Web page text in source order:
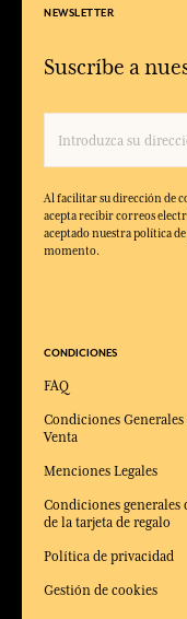
NEWSLETTER
Suscríbe a
Al facilitar su dirección de
acepta recibir correos
aceptado nuestra política
momento.
CONDICIONES
FAQ
Condiciones Generales
Venta
Menciones Legales
Condiciones generales
de la tarjeta de regalo
Política de privacidad
Gestión de cookies